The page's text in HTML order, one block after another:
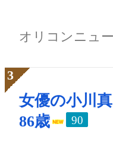
オリコンニュ
女優の小川
86歳
90